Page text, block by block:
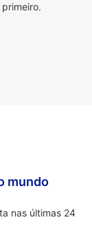
mundo
nas últimas 24